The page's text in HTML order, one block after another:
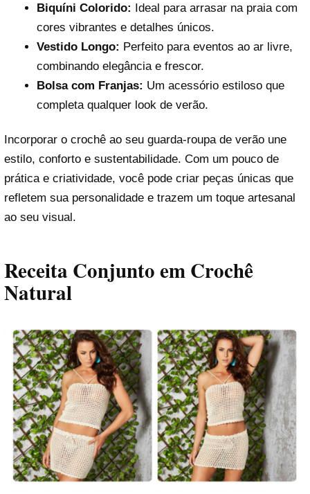
Biquíni Colorido: Ideal para arrasar na praia com
cores vibrantes e detalhes únicos.
Vestido Longo: Perfeito para eventos ao ar livre,
combinando elegância e frescor.
Bolsa com Franjas: Um acessório estiloso que
completa qualquer look de verão.
Incorporar o crochê ao seu guarda-roupa de verão une
estilo, conforto e sustentabilidade. Com um pouco de
prática e criatividade, você pode criar peças únicas que
refletem sua personalidade e trazem um toque artesanal
ao seu visual.
Receita Conjunto em Crochê
Natural